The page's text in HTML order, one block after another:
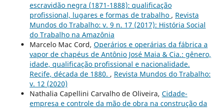
escravidão negra (1871-1888): qualificação
profissional, lugares e formas de trabalho , Revista
Mundos do Trabalho: v. 9 n. 17 (2017): História Social
do Trabalho na Amazônia
Marcelo Mac Cord, Operários e operárias da fábrica a
vapor de chapéus de Antônio José Maia & Cia.: gênero,
idade, qualificação profissional e nacionalidade.
Recife, década de 1880. , Revista Mundos do Trabalho:
v. 12 (2020)
Nathalia Capellini Carvalho de Oliveira, Cidade-
empresa e controle da mão de obra na construção da